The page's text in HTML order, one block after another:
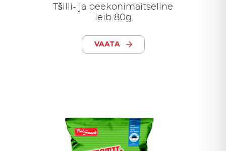
Tšilli- ja peekonimaitseline
leib 80g
VAATA